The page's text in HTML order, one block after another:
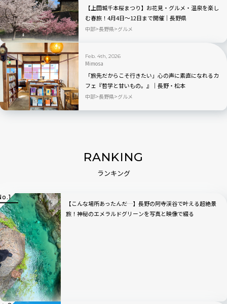
【上田城千本桜まつり】お花見・グルメ・温泉を楽し
む春旅！4月4日～12日まで開催｜長野県
中部 長野県 グルメ
Feb. 4th, 2026
Mimosa
「旅先だからこそ行きたい」心の声に素直になれるカ
フェ『哲学と甘いもの。』│長野・松本
中部 長野県 グルメ
RANKING
ランキング
【こんな場所あったんだ…】長野の阿寺渓谷で叶える超絶景
旅！神秘のエメラルドグリーンを写真と映像で綴る